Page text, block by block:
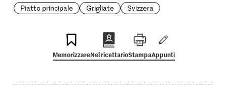
Piatto principale
Grigliate Svizzera
MemorizzareNel ricettarioStampaAppunti